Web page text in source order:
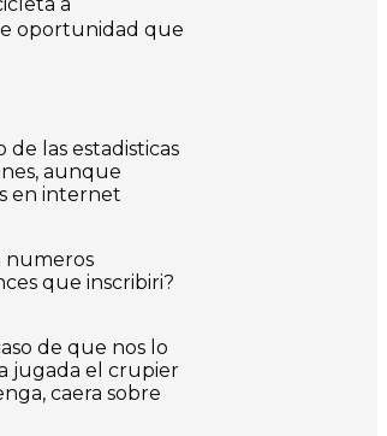
oportunidad que
las estadisticas
aunque
en internet
numeros
que inscribiri?
de que nos lo
jugada el crupier
caera sobre